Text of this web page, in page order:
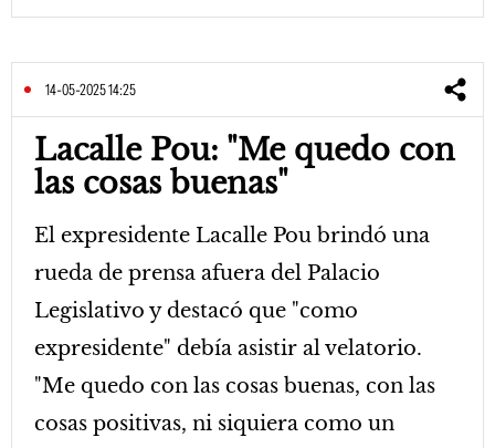
14-05-2025 14:25
Lacalle Pou: "Me quedo con
las cosas buenas"
El expresidente Lacalle Pou brindó una
rueda de prensa afuera del Palacio
Legislativo y destacó que "como
expresidente" debía asistir al velatorio.
"Me quedo con las cosas buenas, con las
cosas positivas, ni siquiera como un